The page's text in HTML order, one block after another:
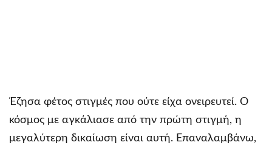
Έζησα φέτος στιγμές που ούτε είχα ονειρευτεί. Ο
κόσμος με αγκάλιασε από την πρώτη στιγμή, η
μεγαλύτερη δικαίωση είναι αυτή. Επαναλαμβάνω,